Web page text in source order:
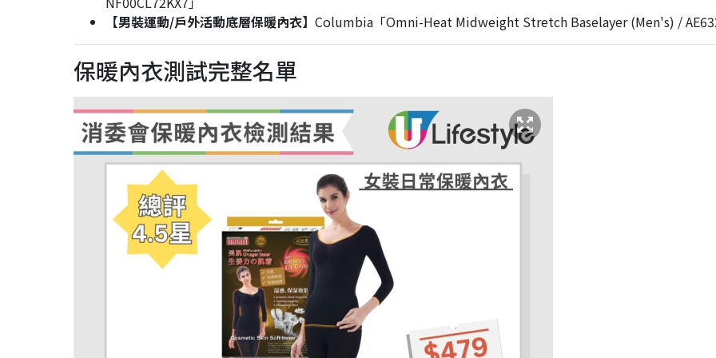
【男裝運動/戶外活動底層保暖內衣】 Columbia「Omni-Heat Midweight Stretch Baselayer (Men's) /
保暖內衣測試完整名單